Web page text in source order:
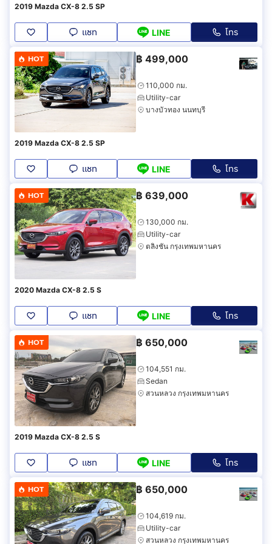
2019 Mazda CX-8 2.5 SP
แชท LINE โทร
HOT ฿ 499,000
110,000 กม.
Utility-car
บางบัวทอง นนทบุรี
2019 Mazda CX-8 2.5 SP
แชท LINE โทร
HOT ฿ 639,000
130,000 กม.
Utility-car
ตลิ่งชัน กรุงเทพมหานคร
2020 Mazda CX-8 2.5 S
แชท LINE โทร
HOT ฿ 650,000
104,551 กม.
Sedan
สวนหลวง กรุงเทพมหานคร
2019 Mazda CX-8 2.5 S
แชท LINE โทร
HOT ฿ 650,000
104,619 กม.
Utility-car
สวนหลวง กรุงเทพมหานคร